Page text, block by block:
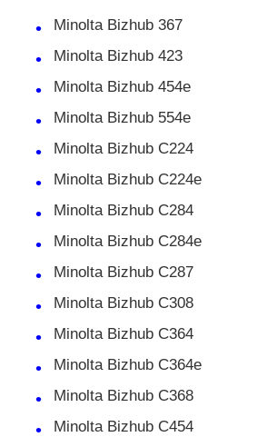
Producten
Over ons
Minolta Bizhub 367
Minolta Bizhub 423
Minolta Bizhub 454e
Minolta Bizhub 554e
Minolta Bizhub C224
Minolta Bizhub C224e
Minolta Bizhub C284
Minolta Bizhub C284e
Minolta Bizhub C287
Minolta Bizhub C308
Minolta Bizhub C364
Minolta Bizhub C364e
Minolta Bizhub C368
Minolta Bizhub C454